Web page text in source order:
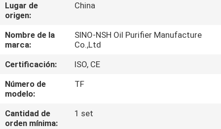
VIAJE
DE
LA
FÁBRICA
CONTROL
DE
Lugar de
origen:
China
Nombre de la
marca:
SINO-NSH Oil Purifier Manufacture
Co.,Ltd
Certificación:
ISO, CE
Número de
modelo:
TF
Cantidad de
orden mínima:
1 set